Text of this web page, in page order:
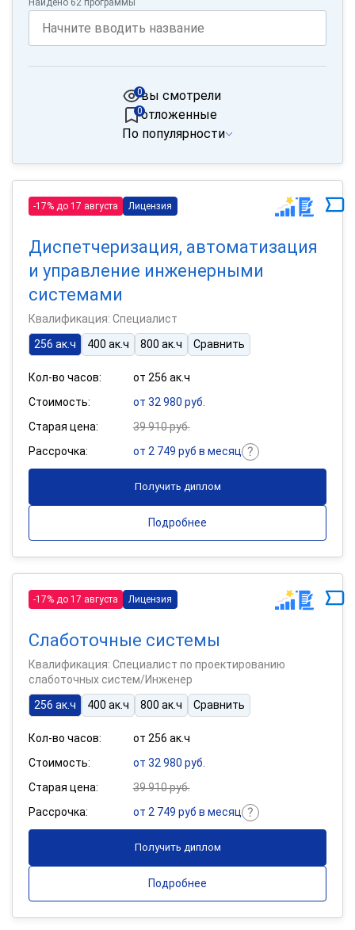
Найдено 62 программы
вы смотрели
0
отложенные
0
По популярности
-17% до 17 августа Лицензия
Диспетчеризация, автоматизация
и управление инженерными
системами
Квалификация: Специалист
256 ак.ч
400 ак.ч 800 ак.ч Сравнить
Кол-во часов:
от 256 ак.ч
Стоимость:
от 32 980 руб.
Старая цена:
39 910 руб.
Рассрочка:
от 2 749 руб в месяц
Получить диплом
Подробнее
-17% до 17 августа Лицензия
Слаботочные системы
Квалификация: Специалист по проектированию
слаботочных систем/Инженер
256 ак.ч
400 ак.ч 800 ак.ч Сравнить
Кол-во часов:
от 256 ак.ч
Стоимость:
от 32 980 руб.
Старая цена:
39 910 руб.
Рассрочка:
от 2 749 руб в месяц
Получить диплом
Подробнее